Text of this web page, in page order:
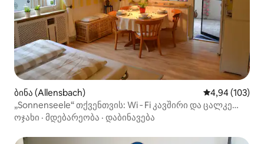
ბინა (Allensbach) საშუალო
4,94 (103)
„Sonnenseele“ თქვენთვის: Wi ‑ Fi კავშირი და ცალკე
შესასვლელი
ოჯახი · მდებარეობა · დაბინავება